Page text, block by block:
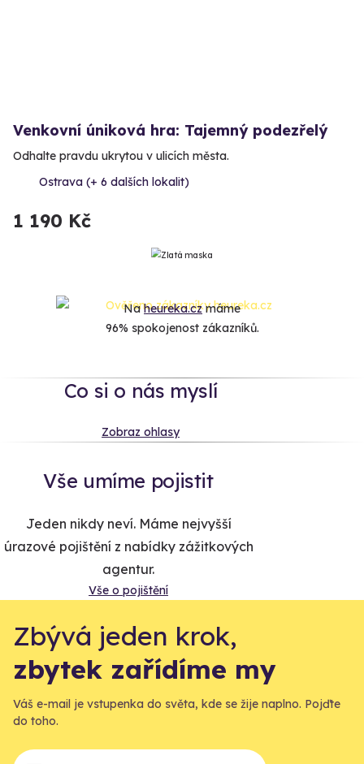
Venkovní úniková hra: Tajemný podezřelý
Odhalte pravdu ukrytou v ulicích města.
Ostrava (+ 6 dalších lokalit)
1 190 Kč
Naheureka.czmáme
96% spokojenost zákazníků.
Co si o nás myslí
Zobraz ohlasy
Vše umíme pojistit
Jeden nikdy neví. Máme nejvyšší
úrazové pojištění z nabídky zážitkových
agentur.
Vše o pojištění
Zbývá jeden krok,
zbytek zařídíme my
Váš e-mail je vstupenka do světa, kde se žije naplno. Pojďte
do toho.